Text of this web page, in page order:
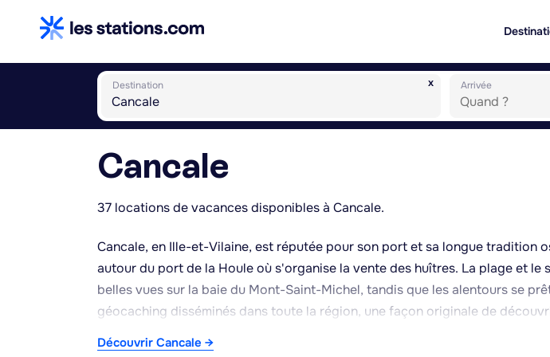
x
Destination Arrivée
Cancale
37 locations de vacances disponibles à Cancale.
Cancale, en Ille-et-Vilaine, est réputée pour son port et sa longue tradition
autour du port de la Houle où s'organise la vente des huîtres. La plage et
belles vues sur la baie du Mont-Saint-Michel, tandis que les alentours se
géocaching disséminés dans toute la région, une façon originale de
Découvrir Cancale →